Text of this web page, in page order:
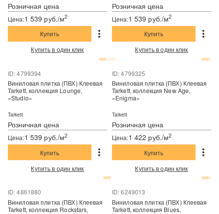
Розничная цена
Цена:1 539 руб./м2
Купить
Купить в один клик
Розничная цена
Цена:1 539 руб./м2
Купить
Купить в один клик
Розничная цена
ID: 4799394
Цена:1 539 руб./м2
Виниловая плитка (ПВХ) Клеевая
Tarkett, коллекция Lounge,
«Studio»
Tarkett
Купить
Купить в один клик
Розничная цена
ID: 4799325
Цена:1 422 руб./м2
Виниловая плитка (ПВХ) Клеевая
Tarkett, коллекция New Age,
«Enigma»
Tarkett
Купить
Купить в один клик
ID: 4861880
Виниловая плитка (ПВХ) Клеевая
Tarkett, коллекция Rockstars,
ID: 6249013
Виниловая плитка (ПВХ) Клеевая
Tarkett, коллекция Blues,